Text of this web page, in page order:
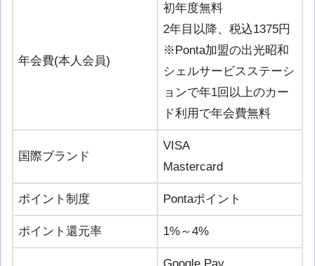
年会費(本人会員)
初年度無料
2年目以降、税込1375円
※Ponta加盟の出光昭和
シェルサービスステーシ
ョンで年1回以上のカー
ド利用で年会費無料
国際ブランド
VISA
Mastercard
ポイント制度 Pontaポイント
ポイント還元率 1%～4%
Google Pay